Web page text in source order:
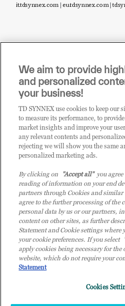
it.tdsynnex.com|eu.tdsynnex.com|
Sei un rivenditore di tecnologia
i prodotti o le soluzioni
CLICCA QUI E
CLIENTE TD
© 2026 TD SYNNEX Italy S.r.l. - Sede
(MI) - Numero di iscrizione al Registro delle
07092780159 - P.IVA: 07092780159 - Eur
in altri Paesi. Società a socio unico soggetta
We aim to provide
and personalized
your business!
TD SYNNEX use cookies to keep our
to measure its performance, to
market insights and improve your
any relevant contents and
rejecting we will show you the same
personalized marketing ads.
By clicking on "Accept all"you agree
reading of information on your end
partners through Cookies and similar
agree to the further processing of the
personal data by us or our partners,
content on other sites, as further
Statement and Cookie settings where
your cookie preferences. If you select
apply cookies being necessary for
website, which do not require your
Statement
Cookies